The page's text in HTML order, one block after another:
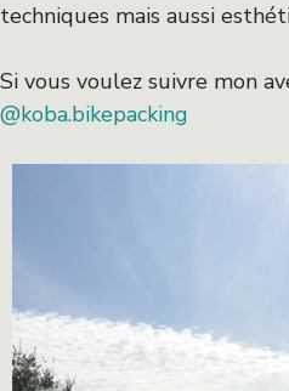
techniques mais aussi
Si vous voulez suivre mon
@koba.bikepacking